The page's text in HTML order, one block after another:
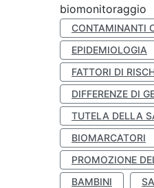
biomonitoraggio
CONTAMINANTI
EPIDEMIOLOGIA
FATTORI DI
DIFFERENZE DI
TUTELA DELLA
BIOMARCATORI
PROMOZIONE
BAMBINI